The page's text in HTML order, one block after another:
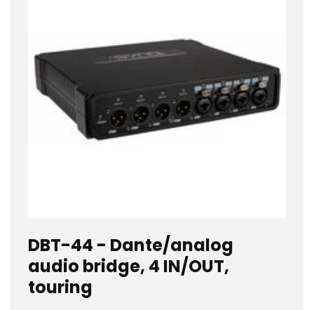
DBT-44 - Dante/analog
audio bridge, 4 IN/OUT,
touring